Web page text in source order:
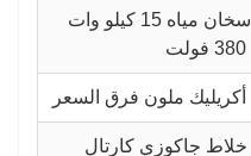
سخان مياه 15 كيلو وات
خلاط جاكوزي كارتال